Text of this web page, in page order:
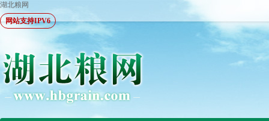
湖北粮网
网站支持IPV6